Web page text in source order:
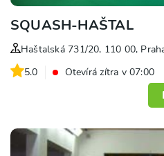
SQUASH-HAŠTAL
Haštalská 731/20, 110 00,
5.0
Otevírá zítra v 07:00